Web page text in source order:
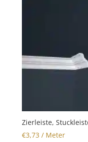
Zierleiste,
€3,73 / Meter